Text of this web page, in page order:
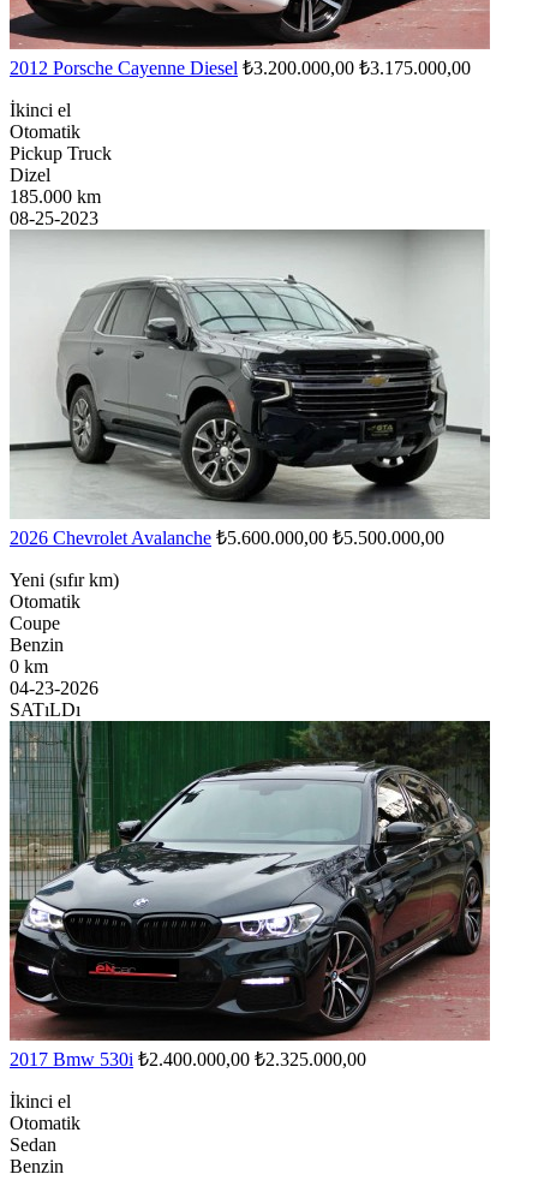
2012 Porsche Cayenne Diesel ₺3.200.000,00 ₺3.175.000,00
İkinci el
Otomatik
Pickup Truck
Dizel
185.000 km
08-25-2023
2026 Chevrolet Avalanche ₺5.600.000,00 ₺5.500.000,00
Yeni (sıfır km)
Otomatik
Coupe
Benzin
0 km
04-23-2026
SATıLDı
2017 Bmw 530i ₺2.400.000,00 ₺2.325.000,00
İkinci el
Otomatik
Sedan
Benzin